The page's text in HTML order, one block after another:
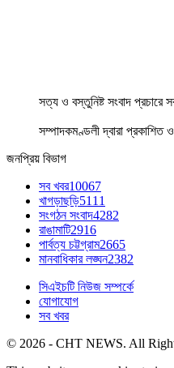
সত্য ও বস্তুনিষ্ট সংবাদ প্রচারে
সম্পাদকমণ্ডলী দ্বারা প্রকাশিত
জনপ্রিয় বিভাগ
সব খবর10067
খাগড়াছড়ি5111
সংগঠন সংবাদ4282
রাঙামাটি2916
পার্বত্য চট্টগ্রাম2665
মানবাধিকার লঙ্ঘন2382
সিএইচটি নিউজ সম্পর্কে
যোগাযোগ
সব খবর
© 2026 - CHT NEWS. All